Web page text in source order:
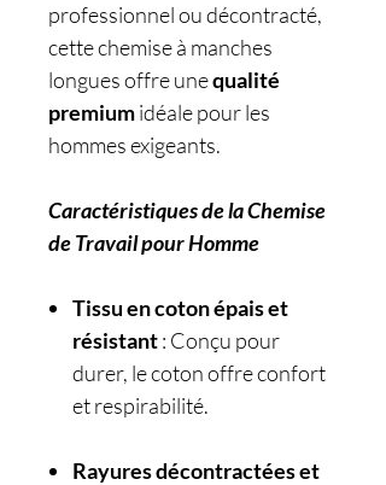
professionnel ou décontracté,
cette chemise à manches
longues offre unequalité
premiumidéale pour les
hommes exigeants.
Caractéristiques de la Chemise
de Travail pour Homme
Tissu en coton épais et
résistant: Conçu pour
durer, le coton offre confort
et respirabilité.
Rayures décontractées et